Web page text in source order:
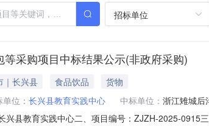
招标单位
采购项目中标结果公示(非政府采购)
｜长兴县 食品饮品
货物
位： 长兴县教育实践中心 中标单位： 浙江雉城后
兴县教育实践中心二、项目编号：ZJZH-2025-0915